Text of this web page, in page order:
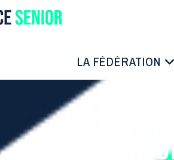
LA FÉDÉRATION